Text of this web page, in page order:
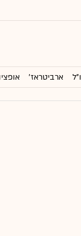
ארביטראז'